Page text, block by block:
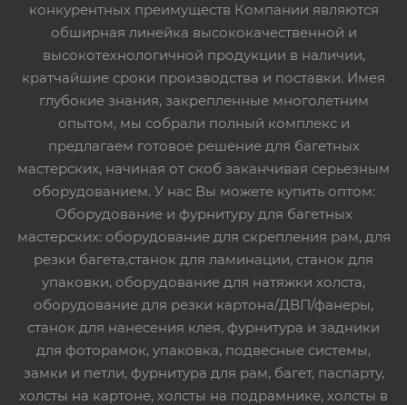
конкурентных преимуществ Компании являются
обширная линейка высококачественной и
высокотехнологичной продукции в наличии,
кратчайшие сроки производства и поставки. Имея
глубокие знания, закрепленные многолетним
опытом, мы собрали полный комплекс и
предлагаем готовое решение для багетных
мастерских, начиная от скоб заканчивая серьезным
оборудованием. У нас Вы можете купить оптом:
Оборудование и фурнитуру для багетных
мастерских: оборудование для скрепления рам, для
резки багета,станок для ламинации, станок для
упаковки, оборудование для натяжки холста,
оборудование для резки картона/ДВП/фанеры,
станок для нанесения клея, фурнитура и задники
для фоторамок, упаковка, подвесные системы,
замки и петли, фурнитура для рам, багет, паспарту,
холсты на картоне, холсты на подрамнике, холсты в